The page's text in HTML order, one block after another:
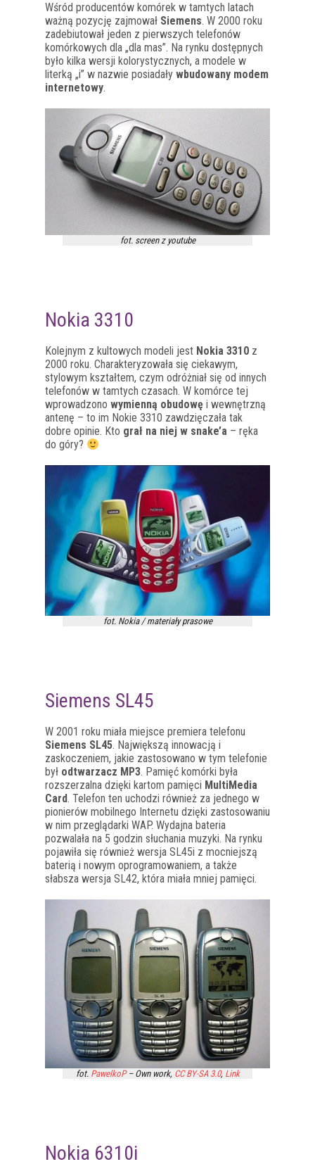
Wśród producentów komórek w tamtych latach
ważną pozycję zajmował Siemens. W 2000 roku
zadebiutował jeden z pierwszych telefonów
komórkowych dla „dla mas”. Na rynku dostępnych
było kilka wersji kolorystycznych, a modele w
literką „i” w nazwie posiadały wbudowany modem
internetowy.
fot. screen z youtube
Nokia 3310
Kolejnym z kultowych modeli jest Nokia 3310 z
2000 roku. Charakteryzowała się ciekawym,
stylowym kształtem, czym odróżniał się od innych
telefonów w tamtych czasach. W komórce tej
wprowadzono wymienną obudowę i wewnętrzną
antenę – to im Nokie 3310 zawdzięczała tak
dobre opinie. Kto grał na niej w snake’a – ręka
do góry?
fot. Nokia / materiały prasowe
Siemens SL45
W 2001 roku miała miejsce premiera telefonu
Siemens SL45. Największą innowacją i
zaskoczeniem, jakie zastosowano w tym telefonie
był odtwarzacz MP3. Pamięć komórki była
rozszerzalna dzięki kartom pamięci MultiMedia
Card. Telefon ten uchodzi również za jednego w
pionierów mobilnego Internetu dzięki zastosowaniu
w nim przeglądarki WAP. Wydajna bateria
pozwalała na 5 godzin słuchania muzyki. Na rynku
pojawiła się również wersja SL45i z mocniejszą
baterią i nowym oprogramowaniem, a także
słabsza wersja SL42, która miała mniej pamięci.
fot. PawelkoP– Own work, CC BY-SA 3.0, Link
Nokia 6310i